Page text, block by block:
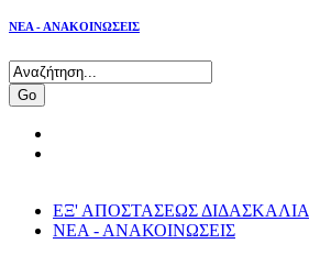
ΝΕΑ - ΑΝΑΚΟΙΝΩΣΕΙΣ
Go
ΕΞ' ΑΠΟΣΤΑΣΕΩΣ ΔΙΔΑΣΚΑΛΙΑ
ΝΕΑ - ΑΝΑΚΟΙΝΩΣΕΙΣ